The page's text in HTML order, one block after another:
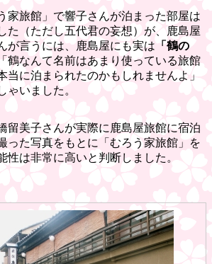
家旅館」で響子さんが泊まった部屋は
た（ただし五代君の妄想）が、鹿島屋
が言うには、鹿島屋にも実は 「鶴の
鶴なんて名前はあまり使っている旅館
当に泊まられたのかもしれませんよ」
ゃいました。
留美子さんが実際に鹿島屋旅館に宿泊
った写真をもとに「むろう家旅館」を
性は非常に高いと判断しました。